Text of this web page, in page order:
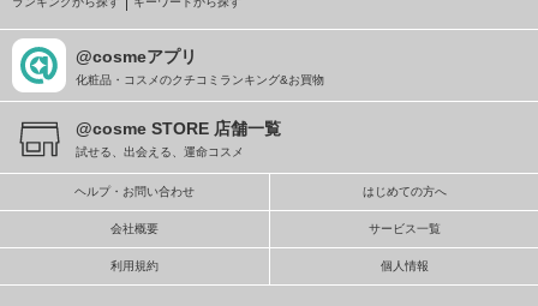
@cosmeアプリ
化粧品・コスメのクチコミランキング&お買物
@cosme STORE 店舗一覧
試せる、出会える、運命コスメ
ヘルプ・お問い合わせ はじめての方へ
会社概要 サービス一覧
利用規約 個人情報